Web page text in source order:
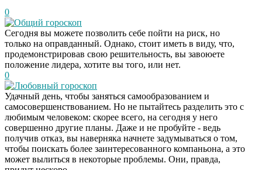
0
Общий гороскоп
Сегодня вы можете позволить себе пойти на риск, но
только на оправданный. Однако, стоит иметь в виду, что,
продемонстрировав свою решительность, вы завоюете
положение лидера, хотите вы того, или нет.
0
Любовный гороскоп
Удачный день, чтобы заняться самообразованием и
самосовершенствованием. Но не пытайтесь разделить это с
любимым человеком: скорее всего, на сегодня у него
совершенно другие планы. Даже и не пробуйте - ведь
получив отказ, вы наверняка начнете задумываться о том,
чтобы поискать более заинтересованного компаньона, а это
может вылиться в некоторые проблемы. Они, правда,